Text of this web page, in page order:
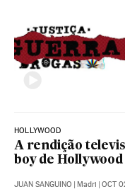
HOLLYWOOD
A rendição
boy de
JUAN SANGUINO | Madri | OCT